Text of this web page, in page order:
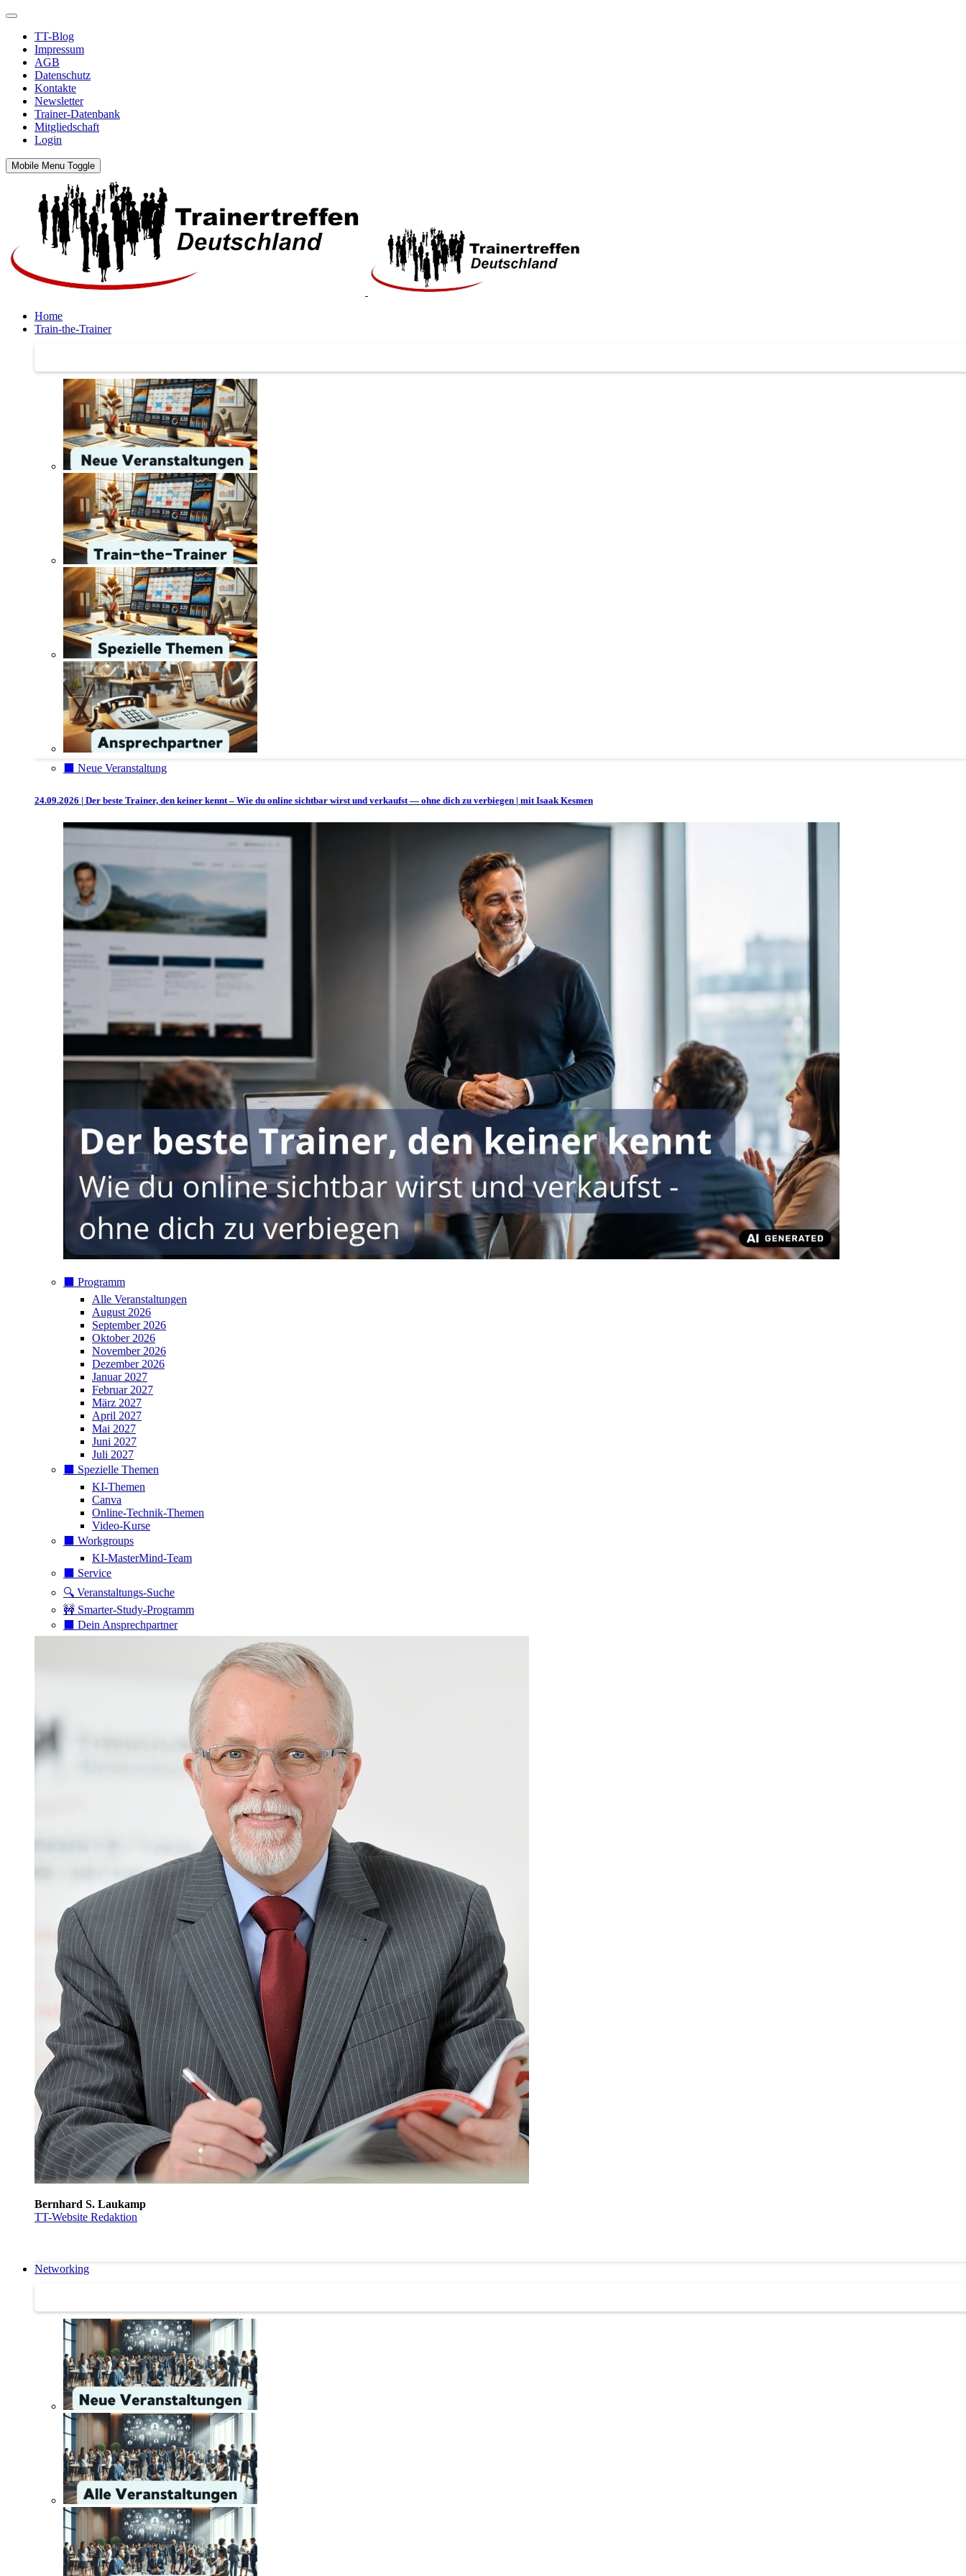
TT-Blog
Impressum
AGB
Datenschutz
Kontakte
Newsletter
Trainer-Datenbank
Mitgliedschaft
Login
Mobile Menu Toggle
Home
Train-the-Trainer
⬛️ Neue Veranstaltung
24.09.2026 | Der beste Trainer, den keiner kennt – Wie du online sichtbar wirst und verkaufst — ohne dich zu verbiegen | mit Isaak Kesmen
⬛️ Programm
Alle Veranstaltungen
August 2026
September 2026
Oktober 2026
November 2026
Dezember 2026
Januar 2027
Februar 2027
März 2027
April 2027
Mai 2027
Juni 2027
Juli 2027
⬛️ Spezielle Themen
KI-Themen
Canva
Online-Technik-Themen
Video-Kurse
⬛️ Workgroups
KI-MasterMind-Team
⬛️ Service
🔍 Veranstaltungs-Suche
🚧 Smarter-Study-Programm
⬛️ Dein Ansprechpartner
Bernhard S. Laukamp
TT-Website Redaktion
Networking